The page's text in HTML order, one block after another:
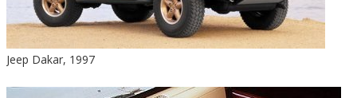
Jeep Dakar, 1997